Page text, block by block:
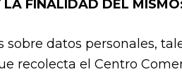
FINALIDAD DEL
datos personales,
recolecta el Centro